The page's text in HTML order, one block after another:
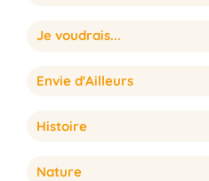
Je voudrais...
Envie d'Ailleurs
Histoire
Nature